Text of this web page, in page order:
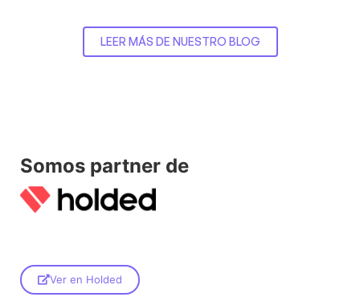
LEER MÁS DE NUESTRO BLOG
Somos partner de
Ver en Holded